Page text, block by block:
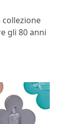
collezione
gli 80 anni